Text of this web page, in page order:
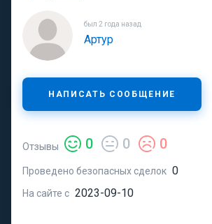
был 2 года назад
Артур
НАПИСАТЬ СООБЩЕНИЕ
Отзывы 0 0 0
Проведено безопасных сделок 0
На сайте с 2023-09-10